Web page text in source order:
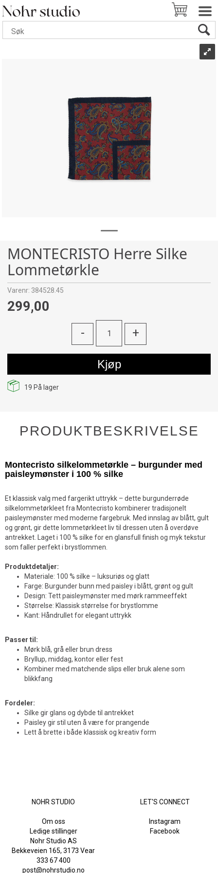
MONTECRISTO Herre Silke
Lommetørkle
Varenr: 384528.45
299,00
- +
Kjøp
19 På lager
PRODUKTBESKRIVELSE
Montecristo silkelommetørkle – burgunder med
paisleymønster i 100 % silke
Et klassisk valg med fargerikt uttrykk – dette burgunderrøde
silkelommetørkleet fra Montecristo kombinerer tradisjonelt
paisleymønster med moderne fargebruk. Med innslag av blått, gult
og grønt, gir dette lommetørkleet liv til dressen uten å overdøve
antrekket. Laget i 100 % silke for en glansfull finish og myk tekstur
som faller perfekt i brystlommen.
Produktdetaljer:
Materiale: 100 % silke – luksuriøs og glatt
Farge: Burgunder bunn med paisley i blått, grønt og gult
Design: Tett paisleymønster med mørk rammeeffekt
Størrelse: Klassisk størrelse for brystlomme
Kant: Håndrullet for elegant uttrykk
Passer til:
Mørk blå, grå eller brun dress
Bryllup, middag, kontor eller fest
Kombiner med matchende slips eller bruk alene som
blikkfang
Fordeler:
Silke gir glans og dybde til antrekket
Paisley gir stil uten å være for prangende
Lett å brette i både klassisk og kreativ form
NOHR STUDIO
Om oss
Ledige stillinger
LET'S CONNECT
Instagram
Facebook
Nohr Studio AS
Bekkeveien 165, 3173 Vear
333 67 400
post@nohrstudio.no